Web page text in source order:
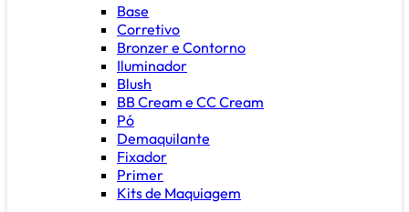
Base
Corretivo
Bronzer e Contorno
Iluminador
Blush
BB Cream e CC Cream
Pó
Demaquilante
Fixador
Primer
Kits de Maquiagem